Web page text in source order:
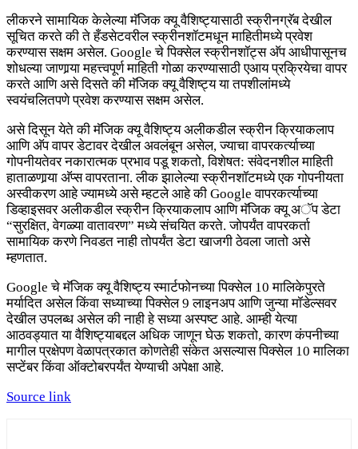
लीकरने सामायिक केलेल्या मॅजिक क्यू वैशिष्ट्यासाठी स्क्रीनग्रॅब देखील
सूचित करते की ते हँडसेटवरील स्क्रीनशॉटमधून माहितीमध्ये प्रवेश
करण्यास सक्षम असेल. Google चे पिक्सेल स्क्रीनशॉट्स अ‍ॅप आधीपासूनच
शोधल्या जाणार्‍या महत्त्वपूर्ण माहिती गोळा करण्यासाठी एआय प्रक्रियेचा वापर
करते आणि असे दिसते की मॅजिक क्यू वैशिष्ट्य या तपशीलांमध्ये
स्वयंचलितपणे प्रवेश करण्यास सक्षम असेल.
असे दिसून येते की मॅजिक क्यू वैशिष्ट्य अलीकडील स्क्रीन क्रियाकलाप
आणि अ‍ॅप वापर डेटावर देखील अवलंबून असेल, ज्याचा वापरकर्त्याच्या
गोपनीयतेवर नकारात्मक प्रभाव पडू शकतो, विशेषत: संवेदनशील माहिती
हाताळणार्‍या अ‍ॅप्स वापरताना. लीक झालेल्या स्क्रीनशॉटमध्ये एक गोपनीयता
अस्वीकरण आहे ज्यामध्ये असे म्हटले आहे की Google वापरकर्त्याच्या
डिव्हाइसवर अलीकडील स्क्रीन क्रियाकलाप आणि मॅजिक क्यू अॅप डेटा
“सुरक्षित, वेगळ्या वातावरण” मध्ये संचयित करते. जोपर्यंत वापरकर्ता
सामायिक करणे निवडत नाही तोपर्यंत डेटा खाजगी ठेवला जातो असे
म्हणतात.
Google चे मॅजिक क्यू वैशिष्ट्य स्मार्टफोनच्या पिक्सेल 10 मालिकेपुरते
मर्यादित असेल किंवा सध्याच्या पिक्सेल 9 लाइनअप आणि जुन्या मॉडेल्सवर
देखील उपलब्ध असेल की नाही हे सध्या अस्पष्ट आहे. आम्ही येत्या
आठवड्यात या वैशिष्ट्याबद्दल अधिक जाणून घेऊ शकतो, कारण कंपनीच्या
मागील प्रक्षेपण वेळापत्रकात कोणतेही संकेत असल्यास पिक्सेल 10 मालिका
सप्टेंबर किंवा ऑक्टोबरपर्यंत येण्याची अपेक्षा आहे.
Source link